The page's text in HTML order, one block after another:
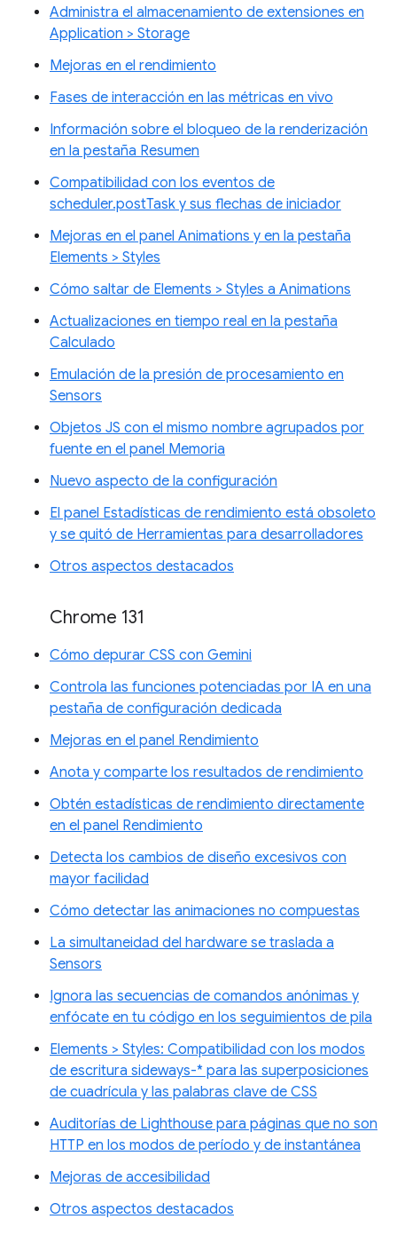
Administra el almacenamiento de extensiones en
Application > Storage
Mejoras en el rendimiento
Fases de interacción en las métricas en vivo
Información sobre el bloqueo de la renderización
en la pestaña Resumen
Compatibilidad con los eventos de
scheduler.postTask y sus flechas de iniciador
Mejoras en el panel Animations y en la pestaña
Elements > Styles
Cómo saltar de Elements > Styles a Animations
Actualizaciones en tiempo real en la pestaña
Calculado
Emulación de la presión de procesamiento en
Sensors
Objetos JS con el mismo nombre agrupados por
fuente en el panel Memoria
Nuevo aspecto de la configuración
El panel Estadísticas de rendimiento está obsoleto
y se quitó de Herramientas para desarrolladores
Otros aspectos destacados
Chrome 131
Cómo depurar CSS con Gemini
Controla las funciones potenciadas por IA en una
pestaña de configuración dedicada
Mejoras en el panel Rendimiento
Anota y comparte los resultados de rendimiento
Obtén estadísticas de rendimiento directamente
en el panel Rendimiento
Detecta los cambios de diseño excesivos con
mayor facilidad
Cómo detectar las animaciones no compuestas
La simultaneidad del hardware se traslada a
Sensors
Ignora las secuencias de comandos anónimas y
enfócate en tu código en los seguimientos de pila
Elements > Styles: Compatibilidad con los modos
de escritura sideways-* para las superposiciones
de cuadrícula y las palabras clave de CSS
Auditorías de Lighthouse para páginas que no son
HTTP en los modos de período y de instantánea
Mejoras de accesibilidad
Otros aspectos destacados